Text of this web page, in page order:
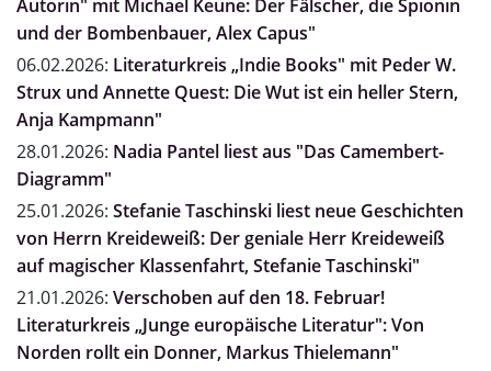
Autorin" mit Michael Keune: Der Fälscher, die Spionin
und der Bombenbauer, Alex Capus"
06.02.2026: Literaturkreis „Indie Books" mit Peder W.
Strux und Annette Quest: Die Wut ist ein heller Stern,
Anja Kampmann"
28.01.2026: Nadia Pantel liest aus "Das Camembert-
Diagramm"
25.01.2026: Stefanie Taschinski liest neue Geschichten
von Herrn Kreideweiß: Der geniale Herr Kreideweiß
auf magischer Klassenfahrt, Stefanie Taschinski"
21.01.2026: Verschoben auf den 18. Februar!
Literaturkreis „Junge europäische Literatur": Von
Norden rollt ein Donner, Markus Thielemann"